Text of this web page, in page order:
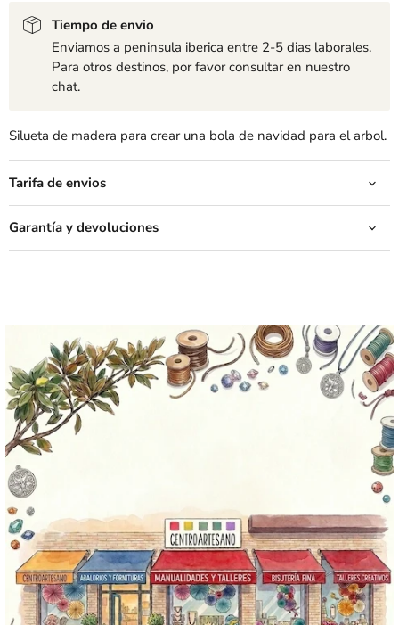
Tiempo de envio
Enviamos a peninsula iberica entre 2-5 dias laborales.
Para otros destinos, por favor consultar en nuestro
chat.
Silueta de madera para crear una bola de navidad para el arbol.
Tarifa de envios
Garantía y devoluciones